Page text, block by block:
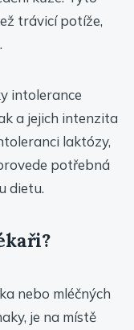
trávicí potíže,
intolerance
a jejich intenzita
laktózy,
potřebná
dietu.
nebo mléčných
je na místě